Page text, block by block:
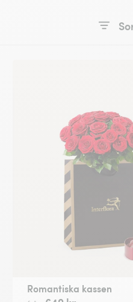
Romantiska kassen